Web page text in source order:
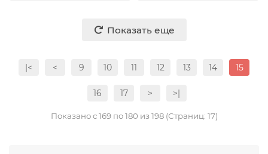
Показать еще
|< < 9 10 11 12 13 14 15
16 17 > >|
Показано с 169 по 180 из 198 (Страниц: 17)